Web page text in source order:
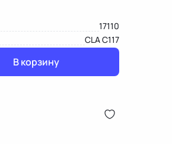
17110
CLA C117
В корзину